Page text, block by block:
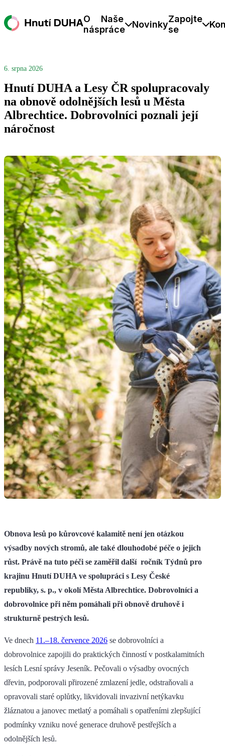
O
nás
Naše
práce
NovinkyZapojte
se
6. srpna 2026
Hnutí DUHA a Lesy ČR spolupracovaly
na obnově odolnějších lesů u Města
Albrechtice. Dobrovolníci poznali její
náročnost
Obnova lesů po kůrovcové kalamitě není jen otázkou
výsadby nových stromů, ale také dlouhodobé péče o jejich
růst. Právě na tuto péči se zaměřil další ročník Týdnů pro
krajinu Hnutí DUHA ve spolupráci s Lesy České
republiky, s. p., v okolí Města Albrechtice. Dobrovolníci a
dobrovolnice při něm pomáhali při obnově druhově i
strukturně pestrých lesů.
Ve dnech 11.–18. července 2026 se dobrovolníci a
dobrovolnice zapojili do praktických činností v postkalamitních
lesích Lesní správy Jeseník. Pečovali o výsadby ovocných
dřevin, podporovali přirozené zmlazení jedle, odstraňovali a
opravovali staré oplůtky, likvidovali invazivní netýkavku
žláznatou a janovec metlatý a pomáhali s opatřeními zlepšující
podmínky vzniku nové generace druhově pestřejších a
odolnějších lesů.